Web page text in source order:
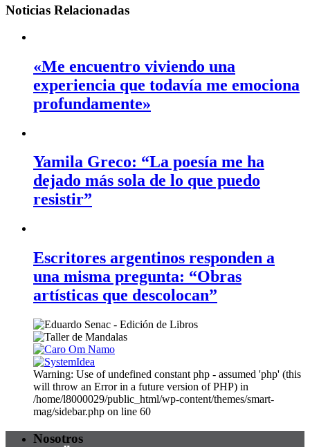
Noticias Relacionadas
«Me encuentro viviendo una
experiencia que todavía me emociona
profundamente»
Yamila Greco: “La poesía me ha
dejado más sola de lo que puedo
resistir”
Escritores argentinos responden a
una misma pregunta: “Obras
artísticas que descolocan”
Warning: Use of undefined constant php - assumed 'php' (this
will throw an Error in a future version of PHP) in
/home/l8000029/public_html/wp-content/themes/smart-
mag/sidebar.php on line 60
Nosotros